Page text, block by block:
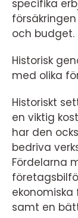
specifika
och budget.
Historisk
med olika
Historiskt
en viktig
har den
bedriva
Fördelarna
samt en